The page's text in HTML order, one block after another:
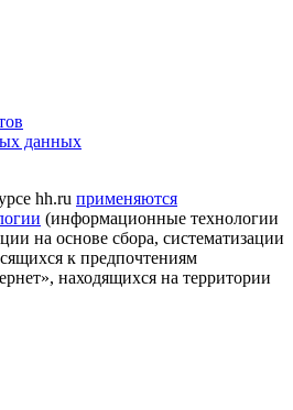
данных
hh.ru применяются
(информационные технологии
на основе сбора, систематизации
к предпочтениям
находящихся на территории